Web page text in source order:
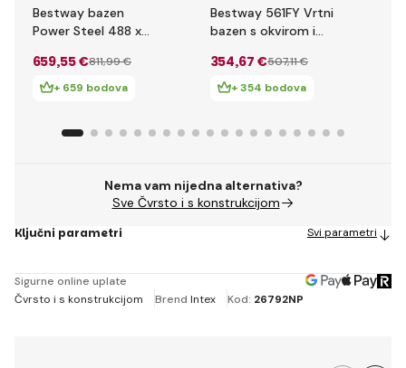
Bestway bazen
Power Steel 488 x
pješčanom
filtracijom
659,55 €811,99 €
+ 659 bodova
Bestway 561FY Vrtni
bazen s okvirom i
x 107 cm
354,67 €507,11 €
+ 354 bodova
Nema vam nijedna alternativa?
Sve Čvrsto i s konstrukcijom
Ključni parametri Svi parametri
Sigurne online uplate
Čvrsto i s konstrukcijom
Brend Intex Kod: 26792NP